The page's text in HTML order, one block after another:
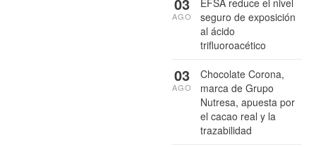
seguro de exposición
al ácido
trifluoroacético
AGO
Chocolate Corona,
marca de Grupo
Nutresa, apuesta por
el cacao real y la
trazabilidad
03
AGO